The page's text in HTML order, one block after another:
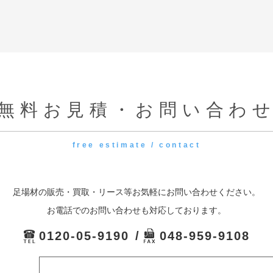
料お見積・お問い合わ
free estimate / contact
足場材の販売・買取・リース等お気軽にお問い合わせください。
お電話でのお問い合わせも対応しております。
0120-05-9190 048-959-9108